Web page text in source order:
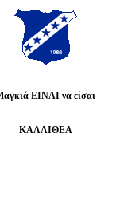
ΕΙΝΑΙ να είσαι
ΚΑΛΛΙΘΕΑ